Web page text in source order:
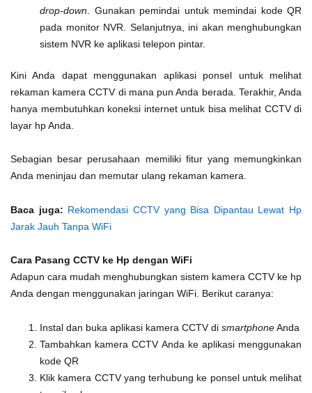
drop-down . Gunakan pemindai untuk memindai kode QR
pada monitor NVR. Selanjutnya, ini akan menghubungkan
sistem NVR ke aplikasi telepon pintar.
Kini Anda dapat menggunakan aplikasi ponsel untuk melihat
rekaman kamera CCTV di mana pun Anda berada. Terakhir, Anda
hanya membutuhkan koneksi internet untuk bisa melihat CCTV di
layar hp Anda.
Sebagian besar perusahaan memiliki fitur yang memungkinkan
Anda meninjau dan memutar ulang rekaman kamera.
Baca juga: Rekomendasi CCTV yang Bisa Dipantau Lewat Hp
Jarak Jauh Tanpa WiFi
Cara Pasang CCTV ke Hp dengan WiFi
Adapun cara mudah menghubungkan sistem kamera CCTV ke hp
Anda dengan menggunakan jaringan WiFi. Berikut caranya:
Instal dan buka aplikasi kamera CCTV di smartphoneAnda
Tambahkan kamera CCTV Anda ke aplikasi menggunakan
kode QR
Klik kamera CCTV yang terhubung ke ponsel untuk melihat